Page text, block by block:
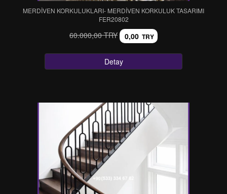
MERDİVEN KORKULUKLARI- MERDİVEN KORKULUK TASARIMI
FER20802
60.000,00 TRY 0,00 TRY
Detay